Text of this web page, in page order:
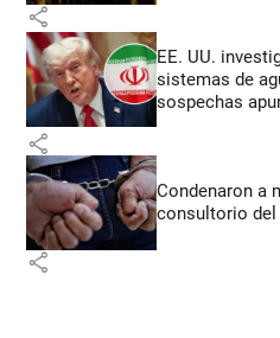
share
EE. UU.
sistemas de
sospechas
share
Condenaron a
consultorio
share